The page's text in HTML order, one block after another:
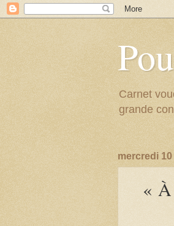
Carnet
grande
mercredi
« À